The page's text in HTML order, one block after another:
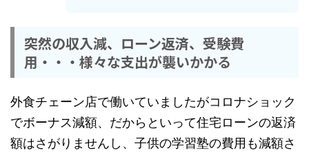
突然の収入減、ローン返済、受験費
用・・・様々な支出が襲いかかる
外食チェーン店で働いていましたがコロナショック
でボーナス減額、だからといって住宅ローンの返済
額はさがりませんし、子供の学習塾の費用も減額さ